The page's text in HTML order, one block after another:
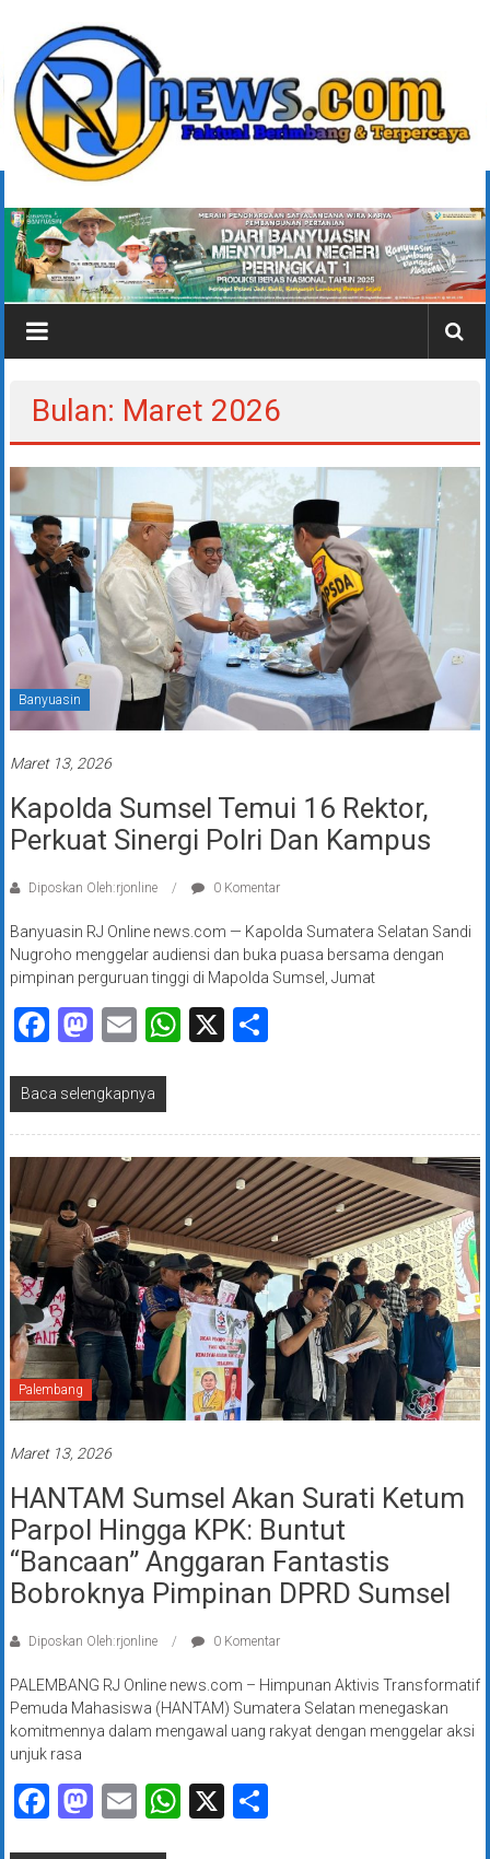
konten
rjonlinenews.com
Faktual
Berimbang
dan
Terpercaya
Bulan: Maret 2026
Banyuasin
Maret 13, 2026
Kapolda Sumsel Temui 16 Rektor,
Perkuat Sinergi Polri Dan Kampus
Diposkan Oleh:rjonline 0 Komentar
Banyuasin RJ Online news.com — Kapolda Sumatera Selatan Sandi
Nugroho menggelar audiensi dan buka puasa bersama dengan
pimpinan perguruan tinggi di Mapolda Sumsel, Jumat
Facebook
Mastodon
EmailWhatsApp
X Share
Baca selengkapnya
Palembang
Maret 13, 2026
HANTAM Sumsel Akan Surati Ketum
Parpol Hingga KPK: Buntut
“Bancaan” Anggaran Fantastis
Bobroknya Pimpinan DPRD Sumsel
Diposkan Oleh:rjonline 0 Komentar
PALEMBANG RJ Online news.com – Himpunan Aktivis Transformatif
Pemuda Mahasiswa (HANTAM) Sumatera Selatan menegaskan
komitmennya dalam mengawal uang rakyat dengan menggelar aksi
unjuk rasa
Facebook
Mastodon
EmailWhatsApp
X Share